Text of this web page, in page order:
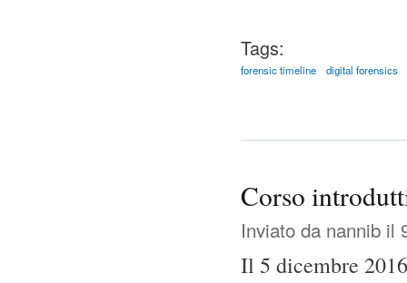
Tags:
forensic timeline digital forensics
Corso
Inviato da nannib il
Il 5 dicembre